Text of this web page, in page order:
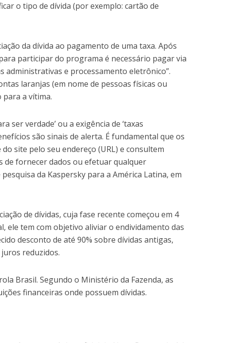
o tipo de dívida (por exemplo: cartão de
da dívida ao pagamento de uma taxa. Após
participar do programa é necessário pagar via
administrativas e processamento eletrônico”.
laranjas (em nome de pessoas físicas ou
a vítima.
ser verdade’ ou a exigência de ‘taxas
são sinais de alerta. É fundamental que os
site pelo seu endereço (URL) e consultem
de fornecer dados ou efetuar qualquer
da Kaspersky para a América Latina, em
de dívidas, cuja fase recente começou em 4
ele tem com objetivo aliviar o endividamento das
desconto de até 90% sobre dívidas antigas,
reduzidos.
Brasil. Segundo o Ministério da Fazenda, as
financeiras onde possuem dívidas.